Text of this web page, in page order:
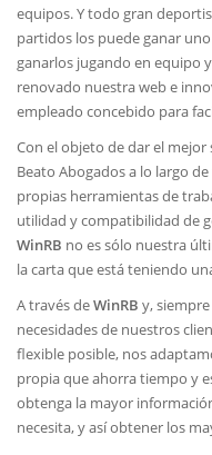
equipos. Y todo gran
partidos los puede ganar
ganarlos jugando en equipo
renovado nuestra web e
empleado concebido para
Con el objeto de dar el mejor
Beato Abogados a lo largo
propias herramientas de
utilidad y compatibilidad de
WinRB no es sólo nuestra
la carta que está teniendo
A través deWinRB y,
necesidades de nuestros
flexible posible, nos
propia que ahorra tiempo y
obtenga la mayor
necesita, y así obtener los